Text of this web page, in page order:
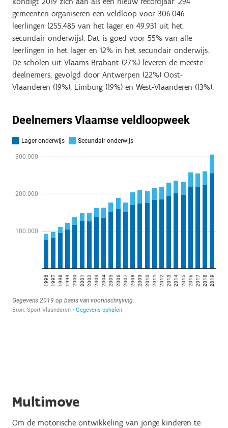
gemeenten organiseren een veldloop voor 306.046
leerlingen (255.485 van het lager en 49.931 uit het
secundair onderwijs). Dat is goed voor 55% van alle
leerlingen in het lager en 12% in het secundair onderwijs.
De scholen uit Vlaams Brabant (27%) leveren de meeste
deelnemers, gevolgd door Antwerpen (22%) Oost-
Vlaanderen (19%), Limburg (19%) en West-Vlaanderen (13%).
Multimove
Om de motorische ontwikkeling van jonge kinderen te